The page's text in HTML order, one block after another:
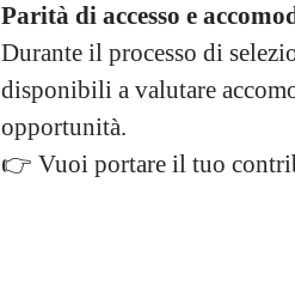
Parità di accesso e
Durante il processo di
disponibili a valutare
opportunità.
👉 Vuoi portare il tuo